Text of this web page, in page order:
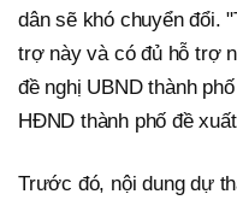
dân sẽ khó chuyển đổi.
trợ này và có đủ hỗ trợ
đề nghị UBND thành
HĐND thành phố đề
Trước đó, nội dung dự